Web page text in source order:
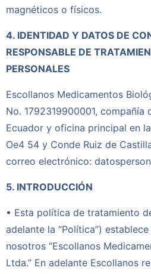
magnéticos o físicos.
4. IDENTIDAD Y DATOS DE
RESPONSABLE DE
PERSONALES
Escollanos Medicamentos
No. 1792319900001, compañía
Ecuador y oficina principal en
Oe4 54 y Conde Ruiz de
correo electrónico:
5. INTRODUCCIÓN
• Esta política de tratamiento
adelante la “Política”)
nosotros “Escollanos
Ltda.” En adelante Escollanos